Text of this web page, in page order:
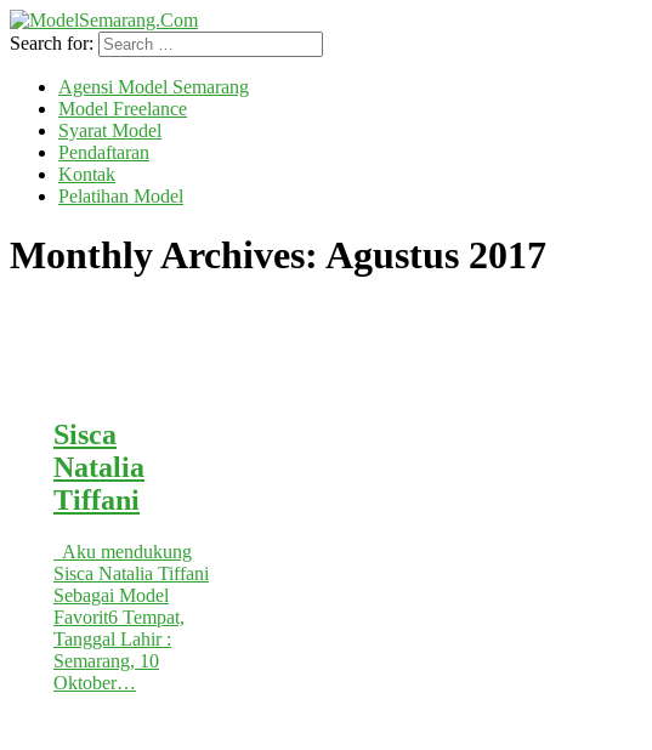
Search for:
Agensi Model Semarang
Model Freelance
Syarat Model
Pendaftaran
Kontak
Pelatihan Model
Monthly Archives: Agustus 2017
Sisca
Natalia
Tiffani
Aku mendukung
Sisca Natalia Tiffani
Sebagai Model
Favorit6 Tempat,
Tanggal Lahir :
Semarang, 10
Oktober…